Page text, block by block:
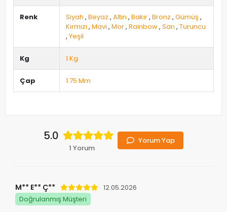
Renk Siyah , Beyaz , Altın , Bakır, Bronz , Gümüş ,
Kırmızı , Mavi , Mor, Rainbow, Sarı , Turuncu
, Yeşil
Kg 1 Kg
Çap 1.75 Mm
5.0
1 Yorum
Yorum Yap
M** E** Ç**
12.05.2026
Doğrulanmış Müşteri